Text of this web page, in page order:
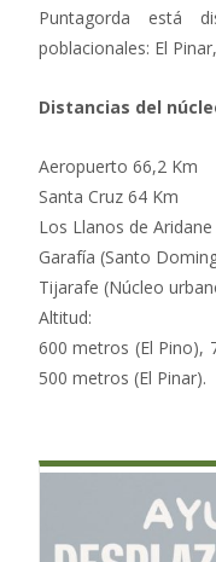
Puntagorda está
poblacionales: El
Distancias del
Aeropuerto 66,2 Km
Santa Cruz 64 Km
Los Llanos de
Garafía (Santo
Tijarafe (Núcleo
Altitud:
600 metros (El Pino),
500 metros (El Pinar).